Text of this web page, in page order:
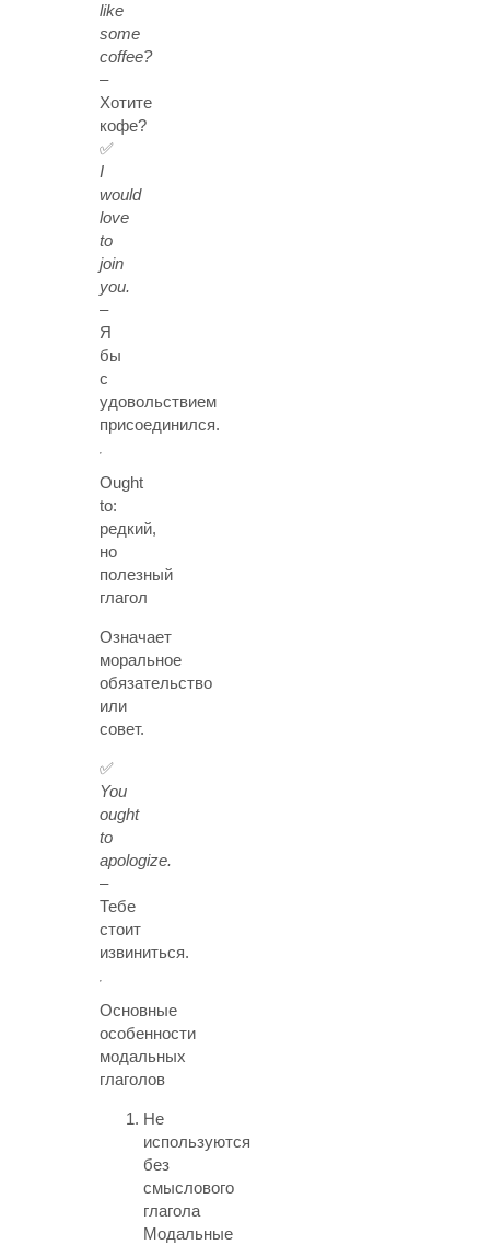
like
some
coffee?
–
Хотите
кофе?
✅
I
would
love
to
join
you.
–
Я
бы
с
удовольствием
присоединился.
Ought
to:
редкий,
но
полезный
глагол
Означает
моральное
обязательство
или
совет.
✅
You
ought
to
apologize.
–
Тебе
стоит
извиниться.
Основные
особенности
модальных
глаголов
Не
используются
без
смыслового
глагола
Модальные